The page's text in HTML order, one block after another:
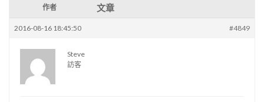
作者 文章
2016-08-16 18:45:50 #4849
Steve
訪客